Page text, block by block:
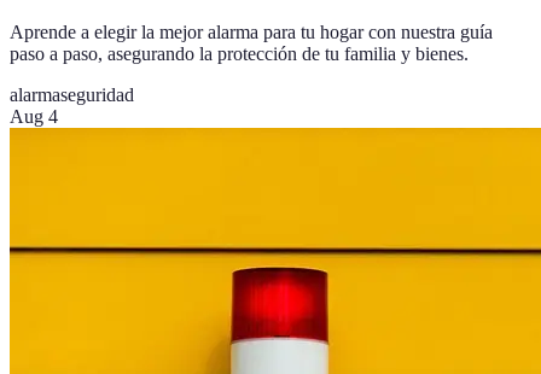
Aprende a elegir la mejor alarma para tu hogar con nuestra guía
paso a paso, asegurando la protección de tu familia y bienes.
alarmaseguridad
Aug 4